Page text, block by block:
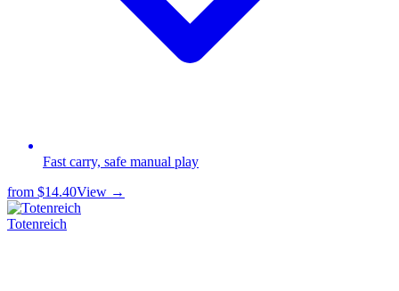
Fast carry, safe manual play
from $14.40View →
Totenreich